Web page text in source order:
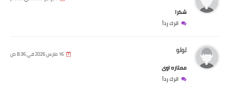
شكرا
اترك رداً
لولو 16 مارس 2026 في 8:36 ص
ممتازه اوى
اترك رداً